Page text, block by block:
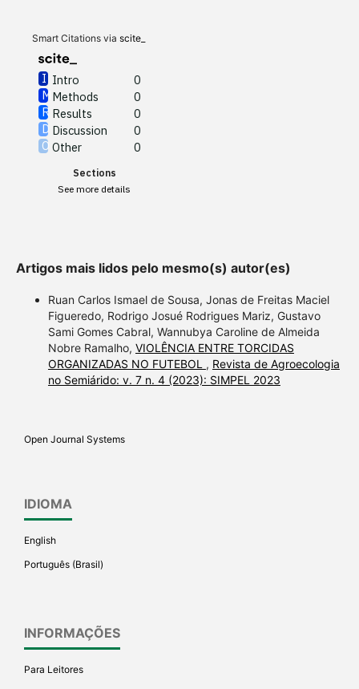
Smart Citations via scite_
Intro
0
Methods
0
Results
0
Discussion
0
Other
0
Sections
See more details
contrasts the cited claim, and
a label indicating in which
section the citation was
made.
Artigos mais lidos pelo mesmo(s) autor(es)
Ruan Carlos Ismael de Sousa, Jonas de Freitas Maciel
Figueredo, Rodrigo Josué Rodrigues Mariz, Gustavo
Sami Gomes Cabral, Wannubya Caroline de Almeida
Nobre Ramalho, VIOLÊNCIA ENTRE TORCIDAS
ORGANIZADAS NO FUTEBOL , Revista de Agroecologia
no Semiárido: v. 7 n. 4 (2023): SIMPEL 2023
Open Journal Systems
IDIOMA
English
Português (Brasil)
INFORMAÇÕES
Para Leitores